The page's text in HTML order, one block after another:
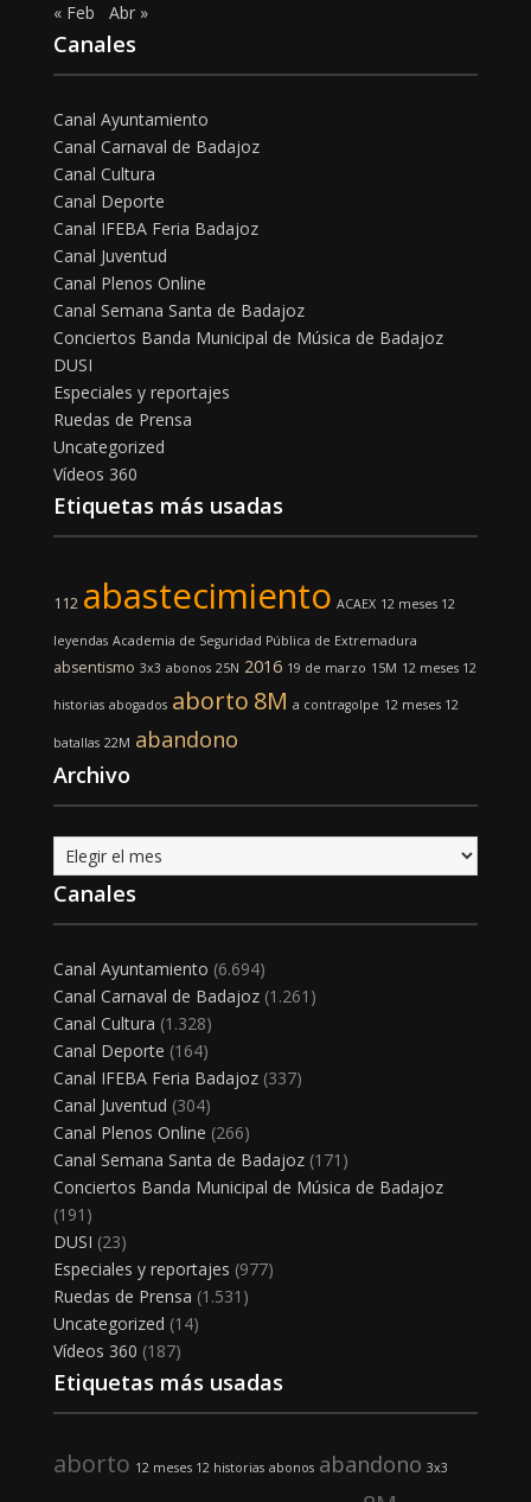
« Feb
Abr »
Canales
Canal Ayuntamiento
Canal Carnaval de Badajoz
Canal Cultura
Canal Deporte
Canal IFEBA Feria Badajoz
Canal Juventud
Canal Plenos Online
Canal Semana Santa de Badajoz
Conciertos Banda Municipal de Música de Badajoz
DUSI
Especiales y reportajes
Ruedas de Prensa
Uncategorized
Vídeos 360
Etiquetas más usadas
112 abastecimiento ACAEX 12 meses 12
leyendas Academia de Seguridad Pública de Extremadura
absentismo 3x3 abonos 25N 2016 19 de marzo 15M 12 meses 12
historias abogados aborto 8M a contragolpe 12 meses 12
batallas 22M abandono
Archivo
Archivo
Canales
Canal Ayuntamiento (6.694)
Canal Carnaval de Badajoz(1.261)
Canal Cultura (1.328)
Canal Deporte (164)
Canal IFEBA Feria Badajoz(337)
Canal Juventud (304)
Canal Plenos Online (266)
Canal Semana Santa de Badajoz(171)
Conciertos Banda Municipal de Música de Badajoz
(191)
DUSI (23)
Especiales y reportajes (977)
Ruedas de Prensa (1.531)
Uncategorized (14)
Vídeos 360 (187)
Etiquetas más usadas
aborto 12 meses 12 historias abonos abandono 3x3